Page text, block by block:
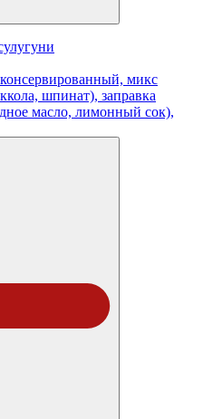
микс
шпинат), заправка
масло, лимонный сок),